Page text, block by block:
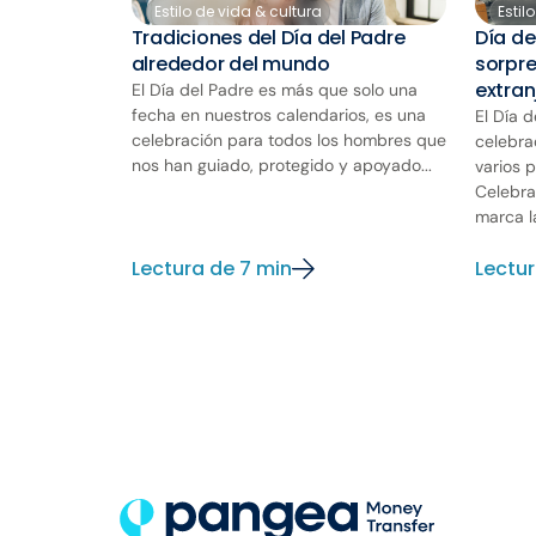
Estilo de vida & cultura
Tradiciones del Día del Padre
alrededor del mundo
El Día del Padre es más que solo una
fecha en nuestros calendarios, es una
celebración para todos los hombres que
nos han guiado, protegido y apoyado...
Lectura de 7 min
Día
El Día
varios
marca